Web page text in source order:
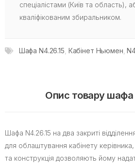
спеціалістами (Київ та область),
кваліфікованим збиральником.
Шафа N4.26.15 Кабінет Ньюмен ,
Опис товару шафа
Шафа N4.26.15 на два закриті
для облаштування кабінету
та конструкція дозволяють йому